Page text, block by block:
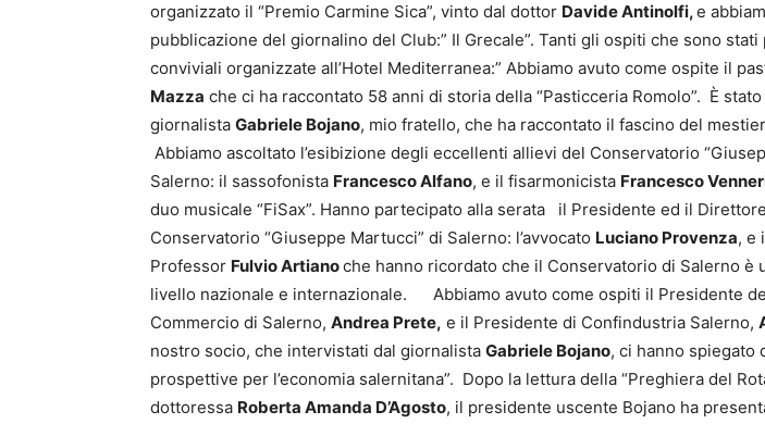
organizzato il “Premio Carmine Sica”, vinto dal dottor Davide Antinolfi,e
pubblicazione del giornalino del Club:” Il Grecale”. Tanti gli ospiti che sono
conviviali organizzate all’Hotel Mediterranea:” Abbiamo avuto come ospite il
Mazza che ci ha raccontato 58 anni di storia della “Pasticceria Romolo”. È
giornalista Gabriele Bojano, mio fratello, che ha raccontato il fascino del
Abbiamo ascoltato l’esibizione degli eccellenti allievi del Conservatorio
Salerno: il sassofonista Francesco Alfano, e il fisarmonicista Francesco
duo musicale “FiSax”. Hanno partecipato alla serata il Presidente ed il
Conservatorio “Giuseppe Martucci” di Salerno: l’avvocato Luciano Provenza, e
Professor Fulvio Artianoche hanno ricordato che il Conservatorio di Salerno è
livello nazionale e internazionale. Abbiamo avuto come ospiti il Presidente
Commercio di Salerno, Andrea Prete, e il Presidente di Confindustria Salerno,
nostro socio, che intervistati dal giornalista Gabriele Bojano, ci hanno spiegato
prospettive per l’economia salernitana”. Dopo la lettura della “Preghiera del
dottoressa Roberta Amanda D’Agosto, il presidente uscente Bojano ha